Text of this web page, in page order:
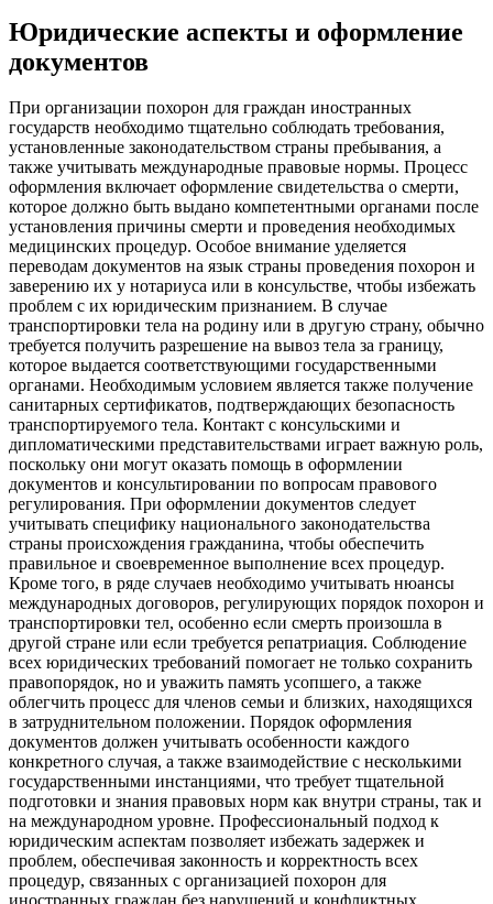
Юридические аспекты и оформление
документов
При организации похорон для граждан иностранных
государств необходимо тщательно соблюдать требования,
установленные законодательством страны пребывания, а
также учитывать международные правовые нормы. Процесс
оформления включает оформление свидетельства о смерти,
которое должно быть выдано компетентными органами после
установления причины смерти и проведения необходимых
медицинских процедур. Особое внимание уделяется
переводам документов на язык страны проведения похорон и
заверению их у нотариуса или в консульстве, чтобы избежать
проблем с их юридическим признанием. В случае
транспортировки тела на родину или в другую страну, обычно
требуется получить разрешение на вывоз тела за границу,
которое выдается соответствующими государственными
органами. Необходимым условием является также получение
санитарных сертификатов, подтверждающих безопасность
транспортируемого тела. Контакт с консульскими и
дипломатическими представительствами играет важную роль,
поскольку они могут оказать помощь в оформлении
документов и консультировании по вопросам правового
регулирования. При оформлении документов следует
учитывать специфику национального законодательства
страны происхождения гражданина, чтобы обеспечить
правильное и своевременное выполнение всех процедур.
Кроме того, в ряде случаев необходимо учитывать нюансы
международных договоров, регулирующих порядок похорон и
транспортировки тел, особенно если смерть произошла в
другой стране или если требуется репатриация. Соблюдение
всех юридических требований помогает не только сохранить
правопорядок, но и уважить память усопшего, а также
облегчить процесс для членов семьи и близких, находящихся
в затруднительном положении. Порядок оформления
документов должен учитывать особенности каждого
конкретного случая, а также взаимодействие с несколькими
государственными инстанциями, что требует тщательной
подготовки и знания правовых норм как внутри страны, так и
на международном уровне. Профессиональный подход к
юридическим аспектам позволяет избежать задержек и
проблем, обеспечивая законность и корректность всех
процедур, связанных с организацией похорон для